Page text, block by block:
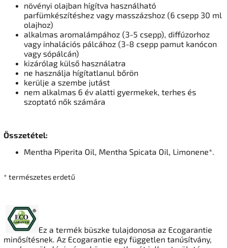
növényi olajban hígítva használható
parfümkészítéshez vagy masszázshoz (6 csepp 30 ml
olajhoz)
alkalmas aromalámpához (3-5 csepp), diffúzorhoz
vagy inhalációs pálcához (3-8 csepp pamut kanócon
vagy sópálcán)
kizárólag külső használatra
ne használja hígítatlanul bőrön
kerülje a szembe jutást
nem alkalmas 6 év alatti gyermekek, terhes és
szoptató nők számára
Összetétel:
Mentha Piperita Oil, Mentha Spicata Oil, Limonene*.
* természetes erdetű
Ez a termék büszke tulajdonosa az Ecogarantie
minősítésnek. Az Ecogarantie egy független tanúsítvány,